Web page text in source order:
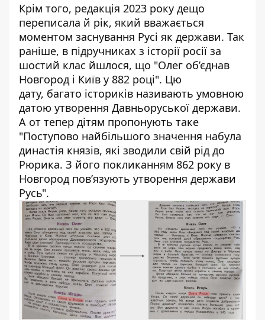
Крім того, редакція 2023 року дещо
переписала й рік, який вважається
моментом заснування Русі як держави. Так
раніше, в підручниках з історії росії за
шостий клас йшлося, що "Олег об’єднав
Новгород і Київ у 882 році". Цю
дату, багато істориків називають умовною
датою утворення Давньоруської держави.
А от тепер дітям пропонують таке
"Поступово найбільшого значення набула
династія князів, які зводили свій рід до
Рюрика. З його покликанням 862 року в
Новгород пов’язують утворення держави
Русь".